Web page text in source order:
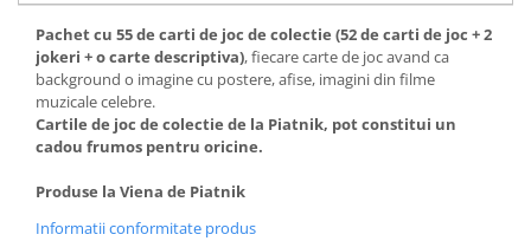
Pachet cu 55 de carti de joc de colectie (52 de carti de joc + 2
jokeri + o carte descriptiva), fiecare carte de joc avand ca
background o imagine cu postere, afise, imagini din filme
muzicale celebre.
Cartile de joc de colectie de la Piatnik, pot constitui un
cadou frumos pentru oricine.
Produse la Viena de Piatnik
Informatii conformitate produs